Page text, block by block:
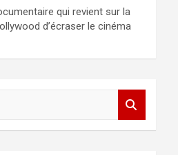
qui revient sur la
d’écraser le cinéma